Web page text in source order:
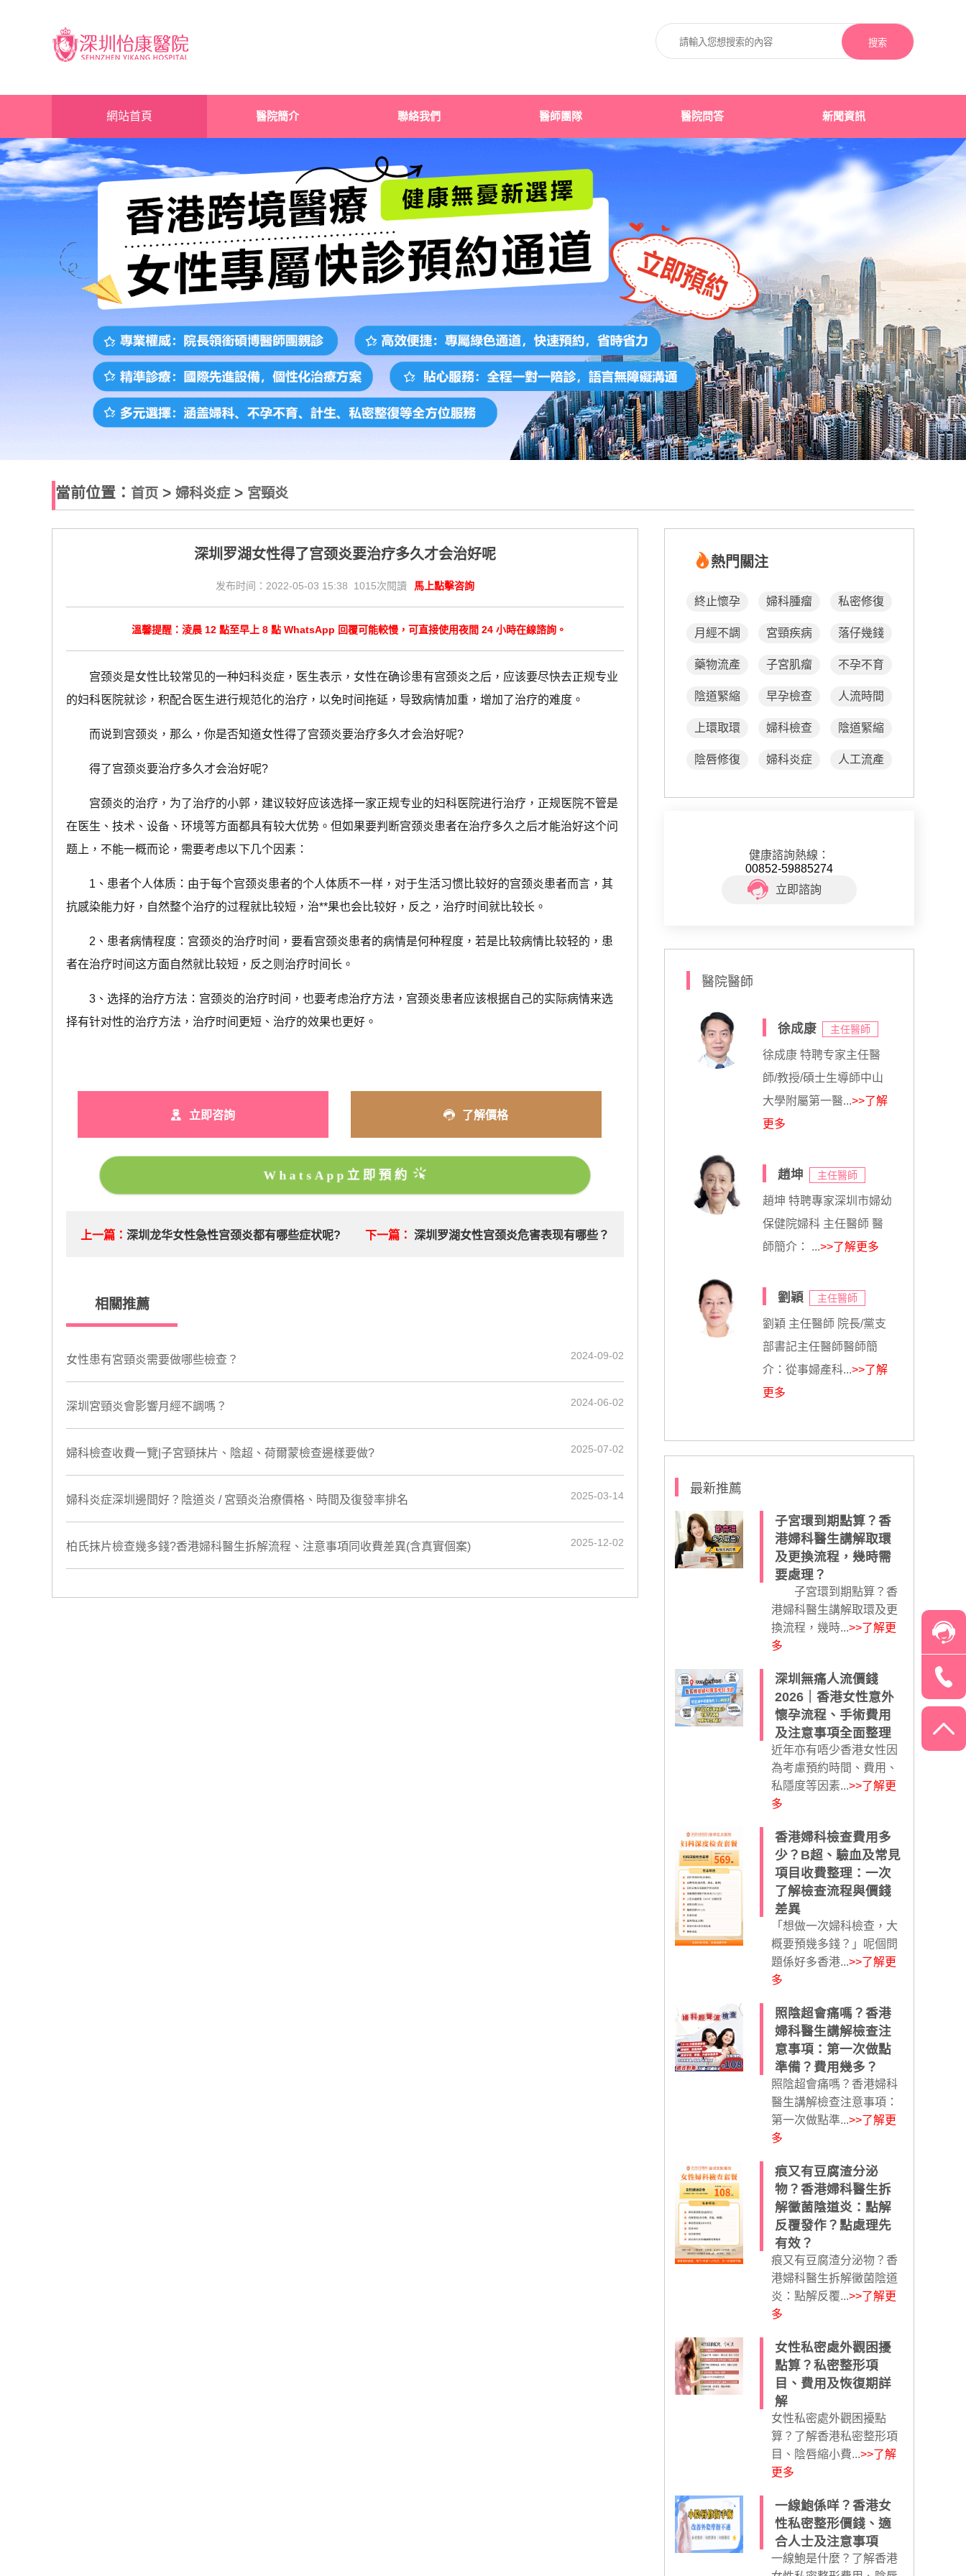
搜索
網站首頁 醫院簡介 聯絡我們 醫師團隊 醫院問答 新聞資訊
當前位置： 首页 > 婦科炎症> 宮頸炎
深圳罗湖女性得了宫颈炎要治疗多久才会治好呢
发布时间：2022-05-03 15:38 1015次閱讀 馬上點擊咨詢
溫馨提醒：淩晨 12 點至早上 8 點 WhatsApp 回覆可能較慢，可直接使用夜間 24 小時在線諮詢。
宫颈炎是女性比较常见的一种妇科炎症，医生表示，女性在确诊患有宫颈炎之后，应该要尽快去正规专业
的妇科医院就诊，积配合医生进行规范化的治疗，以免时间拖延，导致病情加重，增加了治疗的难度。
而说到宫颈炎，那么，你是否知道女性得了宫颈炎要治疗多久才会治好呢?
得了宫颈炎要治疗多久才会治好呢?
宫颈炎的治疗，为了治疗的小郭，建议较好应该选择一家正规专业的妇科医院进行治疗，正规医院不管是
在医生、技术、设备、环境等方面都具有较大优势。但如果要判断宫颈炎患者在治疗多久之后才能治好这个问
题上，不能一概而论，需要考虑以下几个因素：
1、患者个人体质：由于每个宫颈炎患者的个人体质不一样，对于生活习惯比较好的宫颈炎患者而言，其
抗感染能力好，自然整个治疗的过程就比较短，治**果也会比较好，反之，治疗时间就比较长。
2、患者病情程度：宫颈炎的治疗时间，要看宫颈炎患者的病情是何种程度，若是比较病情比较轻的，患
者在治疗时间这方面自然就比较短，反之则治疗时间长。
3、选择的治疗方法：宫颈炎的治疗时间，也要考虑治疗方法，宫颈炎患者应该根据自己的实际病情来选
择有针对性的治疗方法，治疗时间更短、治疗的效果也更好。
立即咨詢 了解價格
WhatsApp立即預約
上一篇：深圳龙华女性急性宫颈炎都有哪些症状呢? 下一篇： 深圳罗湖女性宫颈炎危害表现有哪些？
相關推薦
​女性患有宮頸炎需要做哪些檢查？ 2024-09-02
深圳宮頸炎會影響月經不調嗎？ 2024-06-02
婦科檢查收費一覽|子宮頸抹片、陰超、荷爾蒙檢查邊樣要做? 2025-07-02
婦科炎症深圳邊間好？陰道炎 / 宮頸炎治療價格、時間及復發率排名 2025-03-14
柏氏抹片檢查幾多錢?香港婦科醫生拆解流程、注意事項同收費差異(含真實個案) 2025-12-02
熱門關注
終止懷孕 婦科腫瘤 私密修復
月經不調 宮頸疾病 落仔幾錢
藥物流產 子宮肌瘤 不孕不育
陰道緊縮 早孕檢查 人流時間
上環取環 婦科檢查 陰道緊縮
陰唇修復 婦科炎症 人工流產
健康諮詢熱線：
00852-59885274
立即諮詢
醫院醫師
徐成康 主任醫師
徐成康 特聘专家主任醫
師/教授/碩士生導師中山
大學附屬第一醫...>>了解
更多
趙坤 主任醫師
趙坤 特聘專家深圳市婦幼
保健院婦科 主任醫師 醫
師簡介： ...>>了解更多
劉穎 主任醫師
劉穎 主任醫師 院長/黨支
部書記主任醫師醫師簡
介：從事婦產科...>>了解
更多
最新推薦
子宮環到期點算？香
港婦科醫生講解取環
及更換流程，幾時需
要處理？
子宮環到期點算？香
港婦科醫生講解取環及更
換流程，幾時...>>了解更
多
深圳無痛人流價錢
2026｜香港女性意外
懷孕流程、手術費用
及注意事項全面整理
近年亦有唔少香港女性因
為考慮預約時間、費用、
私隱度等因素...>>了解更
多
香港婦科檢查費用多
少？B超、驗血及常見
項目收費整理：一次
了解檢查流程與價錢
差異
「想做一次婦科檢查，大
概要預幾多錢？」呢個問
題係好多香港...>>了解更
多
照陰超會痛嗎？香港
婦科醫生講解檢查注
意事項：第一次做點
準備？費用幾多？
照陰超會痛嗎？香港婦科
醫生講解檢查注意事項：
第一次做點準...>>了解更
多
痕又有豆腐渣分泌
物？香港婦科醫生拆
解黴菌陰道炎：點解
反覆發作？點處理先
有效？
痕又有豆腐渣分泌物？香
港婦科醫生拆解黴菌陰道
炎：點解反覆...>>了解更
多
女性私密處外觀困擾
點算？私密整形項
目、費用及恢復期詳
解
女性私密處外觀困擾點
算？了解香港私密整形項
目、陰唇縮小費...>>了解
更多
一線鮑係咩？香港女
性私密整形價錢、適
合人士及注意事項
一線鮑是什麼？了解香港